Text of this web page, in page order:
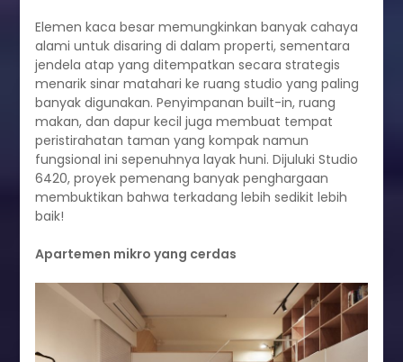
Elemen kaca besar memungkinkan banyak cahaya
alami untuk disaring di dalam properti, sementara
jendela atap yang ditempatkan secara strategis
menarik sinar matahari ke ruang studio yang paling
banyak digunakan. Penyimpanan built-in, ruang
makan, dan dapur kecil juga membuat tempat
peristirahatan taman yang kompak namun
fungsional ini sepenuhnya layak huni. Dijuluki Studio
6420, proyek pemenang banyak penghargaan
membuktikan bahwa terkadang lebih sedikit lebih
baik!
Apartemen mikro yang cerdas